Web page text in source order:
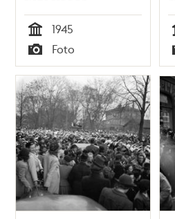
Tid
1945
Typ
Foto